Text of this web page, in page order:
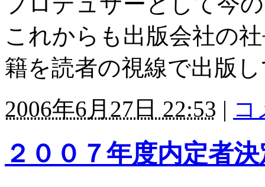
これからも出版会社の
籍を読者の視線で出版
2006年6月27日 22:53 | コ
２００７年度内定者